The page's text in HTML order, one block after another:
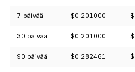
7 päivää $0.201000
30 päivää $0.201000
90 päivää $0.282461